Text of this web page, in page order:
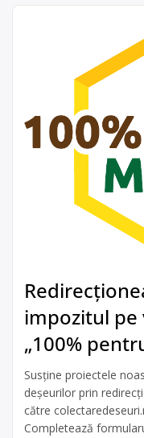
impozitul pe
„100%
Susține proiectele
deșeurilor prin
către
Completează